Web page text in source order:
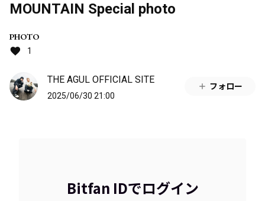
MOUNTAIN Special photo
PHOTO
1
THE AGUL OFFICIAL SITE
2025/06/30 21:00
フォロー
Bitfan IDでログイン